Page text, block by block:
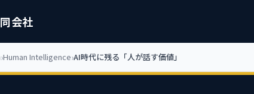
会社
Human Intelligence AI時代に残る「人が話す価値」